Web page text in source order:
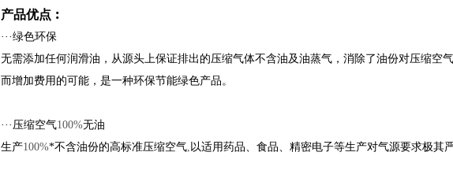
产品优点︰
···绿色环保
无需添加任何润滑油，从源头上保证排出的压缩气体不含油及油蒸气，消除了油份对压缩空
而增加费用的可能，是一种环保节能绿色产品。
···压缩空气100%无油
生产100%*不含油份的高标准压缩空气,以适用药品、食品、精密电子等生产对气源要求极其